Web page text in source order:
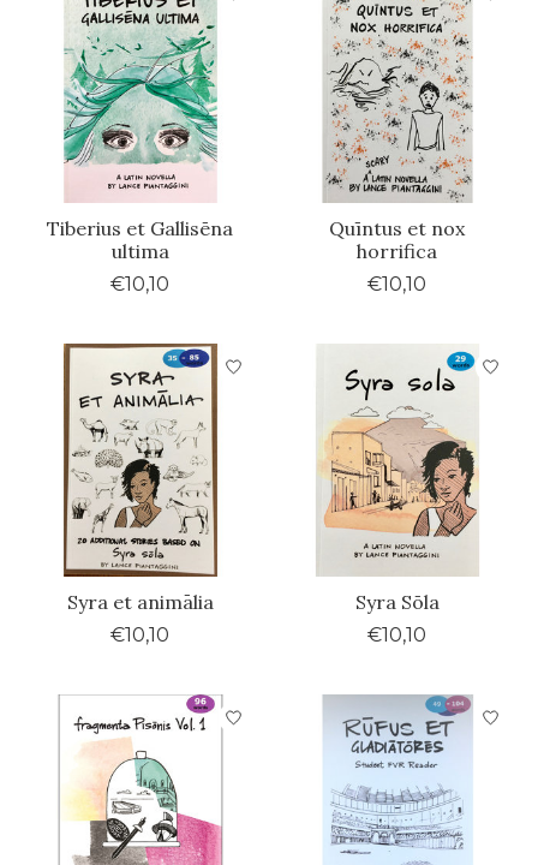
Tiberius et Gallisēna
ultima
€10,10
Quīntus et nox
horrifica
€10,10
Syra et animālia
€10,10
Syra Sōla
€10,10